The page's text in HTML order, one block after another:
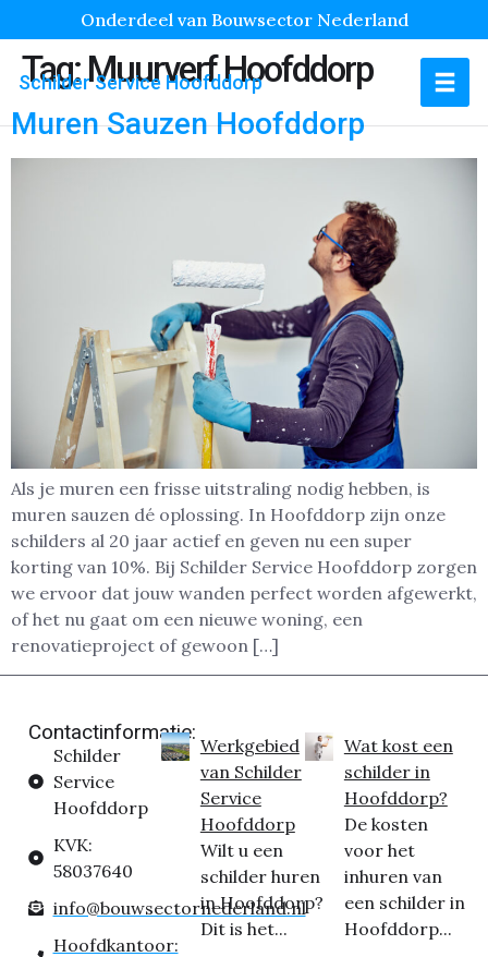
Onderdeel van Bouwsector Nederland
Schilder Service Hoofddorp
Tag:Muurverf Hoofddorp
Muren Sauzen Hoofddorp
Als je muren een frisse uitstraling nodig hebben, is
muren sauzen dé oplossing. In Hoofddorp zijn onze
schilders al 20 jaar actief en geven nu een super
korting van 10%. Bij Schilder Service Hoofddorp zorgen
we ervoor dat jouw wanden perfect worden afgewerkt,
of het nu gaat om een nieuwe woning, een
renovatieproject of gewoon […]
Contactinformatie:
Schilder
Service
Hoofddorp
KVK:
58037640
info@bouwsectornederland.nl
Hoofdkantoor:
Werkgebied
van Schilder
Service
Hoofddorp
Wilt u een
schilder huren
in Hoofddorp?
Dit is het...
Wat kost een
schilder in
Hoofddorp?
De kosten
voor het
inhuren van
een schilder in
Hoofddorp...